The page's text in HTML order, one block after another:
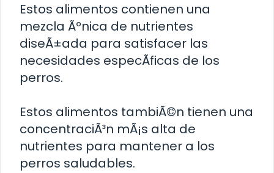
Estos alimentos contienen una
mezcla Ãºnica de nutrientes
diseÃ±ada para satisfacer las
necesidades especÃ­ficas de los
perros.
Estos alimentos tambiÃ©n tienen una
concentraciÃ³n mÃ¡s alta de
nutrientes para mantener a los
perros saludables.